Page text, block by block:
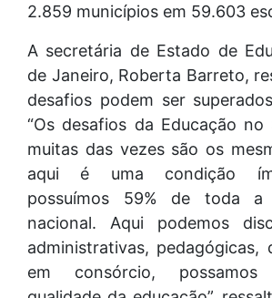
2.859 municípios em 59.603
A secretária de Estado de
de Janeiro, Roberta Barreto,
desafios podem ser
“Os desafios da Educação no
muitas das vezes são os
aqui é uma condição
possuímos 59% de toda a
nacional. Aqui podemos
administrativas, pedagógicas,
em consórcio,